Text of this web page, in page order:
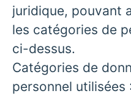
juridique, pouvant
les catégories de
ci-dessus.
Catégories de
personnel utilisées